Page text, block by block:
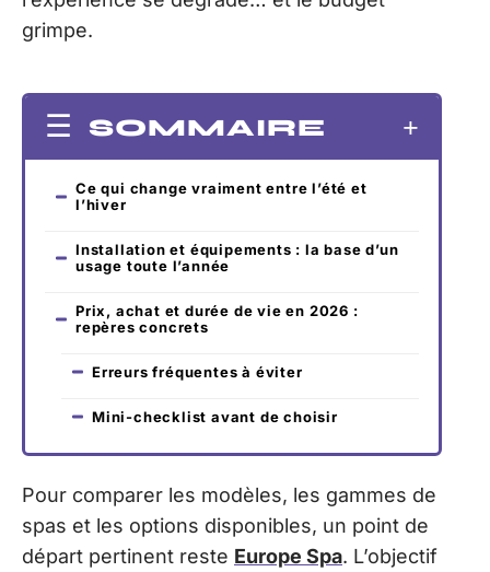
grimpe.
SOMMAIRE
Ce qui change vraiment entre l’été et
l’hiver
Installation et équipements : la base d’un
usage toute l’année
Prix, achat et durée de vie en 2026 :
repères concrets
Erreurs fréquentes à éviter
Mini-checklist avant de choisir
Pour comparer les modèles, les gammes de
spas et les options disponibles, un point de
départ pertinent reste Europe Spa. L’objectif